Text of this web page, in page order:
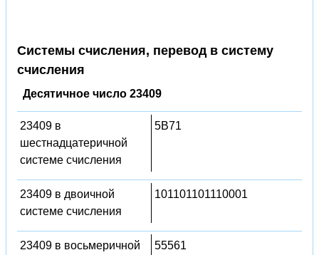
Системы счисления, перевод в систему
счисления
Десятичное число 23409
23409 в
шестнадцатеричной
системе счисления
5B71
23409 в двоичной
системе счисления
101101101110001
23409 в восьмеричной
55561